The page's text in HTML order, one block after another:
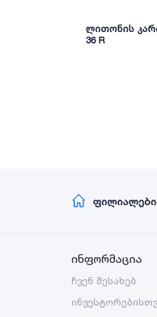
ლითონის კარი
36 R
ფილიალები
ინფორმაცია
ჩვენ შესახებ